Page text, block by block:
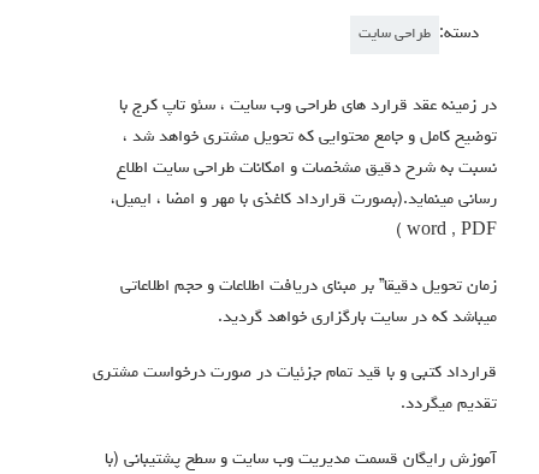
دسته: طراحی سایت
در زمینه عقد قرارد های طراحی وب سایت ، سئو تاپ کرج با
توضیح کامل و جامع محتوایی که تحویل مشتری خواهد شد ،
نسبت به شرح دقیق مشخصات و امکانات طراحی سایت اطلاع
رسانی مینماید.(بصورت قرارداد کاغذی با مهر و امضا ، ایمیل،
word , PDF )
زمان تحویل دقیقا” بر مبنای دریافت اطلاعات و حجم اطلاعاتی
میباشد که در سایت بارگزاری خواهد گردید.
قرارداد کتبی و با قید تمام جزئیات در صورت درخواست مشتری
تقدیم میگردد.
آموزش رایگان قسمت مدیریت وب سایت و سطح پشتیبانی (با